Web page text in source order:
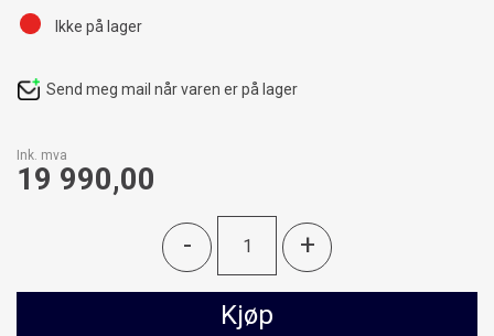
Ink. mva
19 990,00
- +
Kjøp
Ikke på lager
Send meg mail når varen er på lager